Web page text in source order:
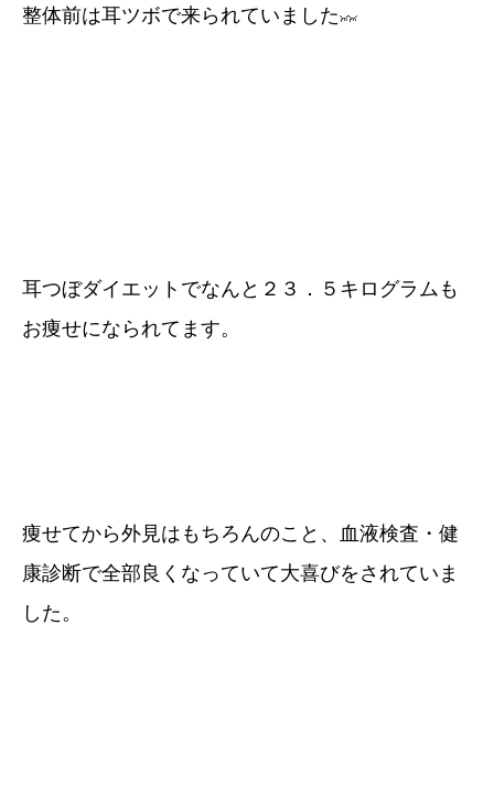
整体前は耳ツボで来られていました
耳つぼダイエットでなんと２３．５キログラムも
お痩せになられてます。
痩せてから外見はもちろんのこと、血液検査・健
康診断で全部良くなっていて大喜びをされていま
した。